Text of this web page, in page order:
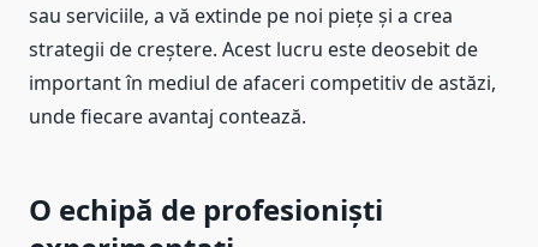
sau serviciile, a vă extinde pe noi piețe și a crea
strategii de creștere. Acest lucru este deosebit de
important în mediul de afaceri competitiv de astăzi,
unde fiecare avantaj contează.
O echipă de profesioniști